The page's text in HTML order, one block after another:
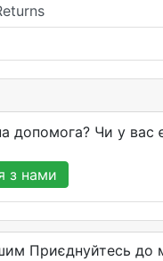
допомога? Чи у вас
з нами
Приєднуйтесь до